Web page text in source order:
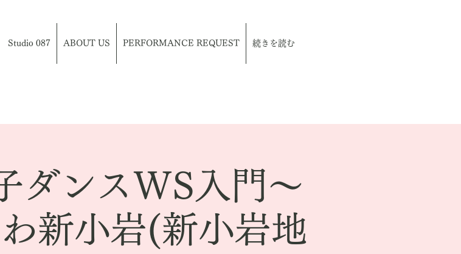
Studio 087 ABOUT US PERFORMANCE REQUEST 続きを読む
ンスWS入門～
新小岩(新小岩地